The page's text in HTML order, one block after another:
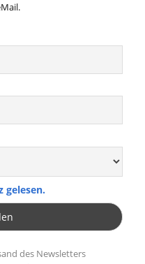
gelesen.
des Newsletters